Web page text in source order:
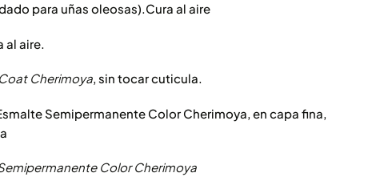
para uñas oleosas).Cura al aire
al aire.
Cherimoya, sin tocar cuticula.
Semipermanente Color Cherimoya, en capa fina,
Color Cherimoya